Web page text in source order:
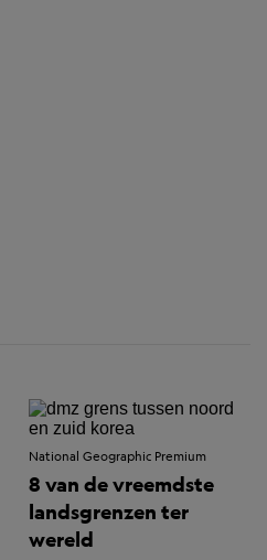
National Geographic Premium
8 van de vreemdste
landsgrenzen ter
wereld